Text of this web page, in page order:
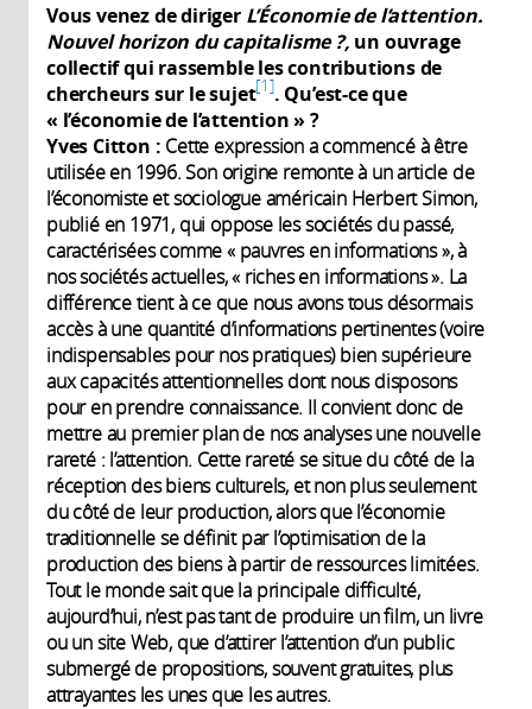
Vous venez de diriger L’Économie de l’attention.
Nouvel horizon du capitalisme ?, un ouvrage
collectif qui rassemble les contributions de
chercheurs sur le sujet 1 . Qu’est-ce que
« l’économie de l’attention » ?
Yves Citton : Cette expression a commencé à être
utilisée en 1996. Son origine remonte à un article de
l’économiste et sociologue américain Herbert Simon,
publié en 1971, qui oppose les sociétés du passé,
caractérisées comme « pauvres en informations », à
nos sociétés actuelles, « riches en informations ». La
différence tient à ce que nous avons tous désormais
accès à une quantité d’informations pertinentes (voire
indispensables pour nos pratiques) bien supérieure
aux capacités attentionnelles dont nous disposons
pour en prendre connaissance. Il convient donc de
mettre au premier plan de nos analyses une nouvelle
rareté : l’attention. Cette rareté se situe du côté de la
réception des biens culturels, et non plus seulement
du côté de leur production, alors que l’économie
traditionnelle se définit par l’optimisation de la
production des biens à partir de ressources limitées.
Tout le monde sait que la principale difficulté,
aujourd’hui, n’est pas tant de produire un film, un livre
ou un site Web, que d’attirer l’attention d’un public
submergé de propositions, souvent gratuites, plus
attrayantes les unes que les autres.